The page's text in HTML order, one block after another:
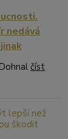
nedává
číst